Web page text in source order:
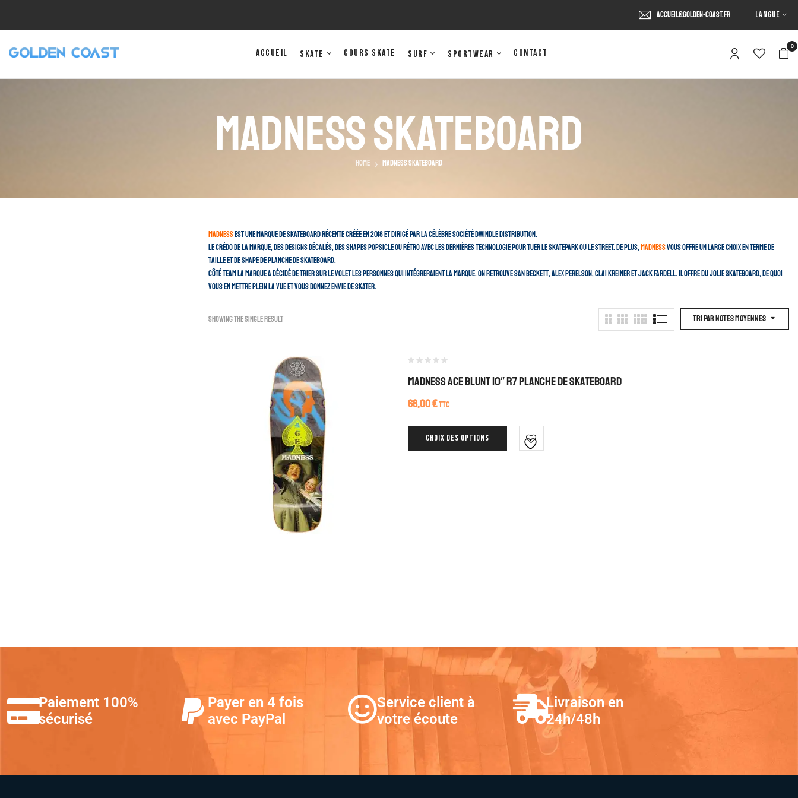
accueil@golden-coast.fr LANGUE
Accueil Skate Cours Skate Surf Sportwear Contact
0
Madness Skateboard
Home Madness Skateboard
Madness est une marque de skateboard récente créée en 2018 et dirigé par la célèbre société Dwindle Distribution.
Le crédo de la marque, des designs décalés, des shapes popsicle ou rétro avec les dernières technologie pour tuer le skatepark ou le street. De plus, Madnessvous offre un large choix en terme de
taille et de shape de planche de skateboard.
Côté team la marque a décidé de trier sur le volet les personnes qui intégreraient la marque. On retrouve San Beckett, Alex Perelson, Clai Kreiner et Jack Fardell. Il offre du jolie skateboard, de quoi
vous en mettre plein la vue et vous donnez envie de skater.
Tri Par Notes Moyennes
Showing the single result
Madness Ace Blunt 10″ R7 Planche De Skateboard
68,00€TTC
CHOIX DES OPTIONS
Paiement 100%
sécurisé
Payer en 4 fois
avec PayPal
Service client à
votre écoute
Livraison en
24h/48h